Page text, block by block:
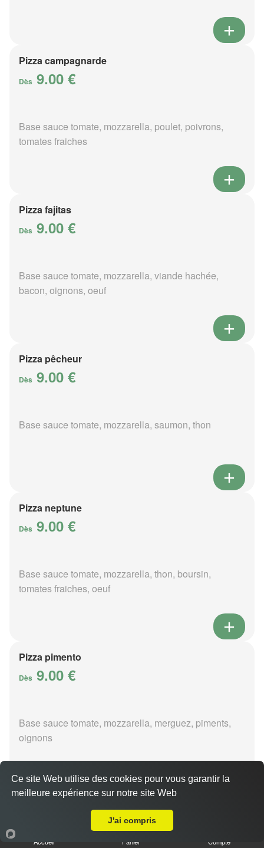
Pizza campagnarde
Dès 9.00 €
Base sauce tomate, mozzarella, poulet, poivrons,
tomates fraiches
Pizza fajitas
Dès 9.00 €
Base sauce tomate, mozzarella, viande hachée,
bacon, oignons, oeuf
Pizza pêcheur
Dès 9.00 €
Base sauce tomate, mozzarella, saumon, thon
Pizza neptune
Dès 9.00 €
Base sauce tomate, mozzarella, thon, boursin,
tomates fraiches, oeuf
Pizza pimento
Dès 9.00 €
Base sauce tomate, mozzarella, merguez, piments,
oignons
Accueil Panier Compte
Ce site Web utilise des cookies pour vous garantir la
meilleure expérience sur notre site Web
J'ai compris